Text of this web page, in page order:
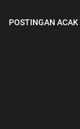
POSTINGAN ACAK